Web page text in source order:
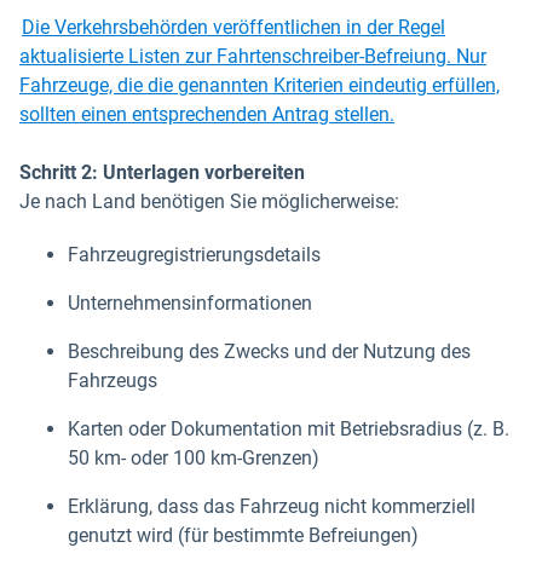
Die Verkehrsbehörden veröffentlichen in der Regel
aktualisierte Listen zur Fahrtenschreiber-Befreiung. Nur
Fahrzeuge, die die genannten Kriterien eindeutig erfüllen,
sollten einen entsprechenden Antrag stellen.
Schritt 2: Unterlagen vorbereiten
Je nach Land benötigen Sie möglicherweise:
Fahrzeugregistrierungsdetails
Unternehmensinformationen
Beschreibung des Zwecks und der Nutzung des
Fahrzeugs
Karten oder Dokumentation mit Betriebsradius (z. B.
50 km- oder 100 km-Grenzen)
Erklärung, dass das Fahrzeug nicht kommerziell
genutzt wird (für bestimmte Befreiungen)